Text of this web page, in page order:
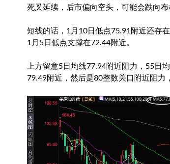
死叉延续，后市偏向空头，可能会跌向
短线的话，1月10日低点75.91附近还存
1月5日低点支撑在72.44附近。
上方留意5日均线77.94附近阻力，55日
79.49附近，然后是80整数关口附近阻力